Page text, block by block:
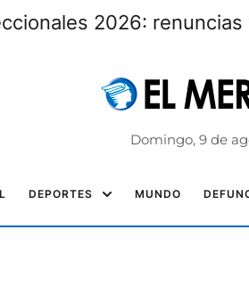
2026:
Domingo, 9 de
DEPORTES MUNDO